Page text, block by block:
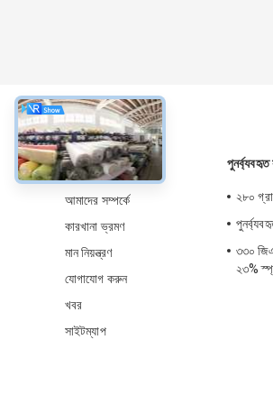
সম্বন্ধে
আমাদের সম্পর্কে
কারখানা ভ্রমণ
মান নিয়ন্ত্রণ
যোগাযোগ করুন
খবর
সাইটম্যাপ
পুনর্ব্যবহৃত
২৮০
৩৩০
২৩%